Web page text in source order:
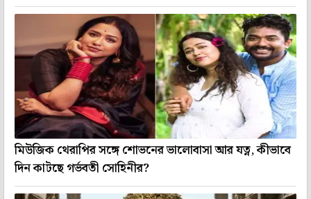
মিউজিক থেরাপির সঙ্গে শোভনের ভালোবাসা আর যত্ন, কীভাবে
দিন কাটছে গর্ভবতী সোহিনীর?